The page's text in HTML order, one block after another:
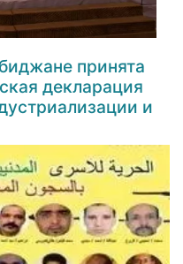
принята
декларация
и